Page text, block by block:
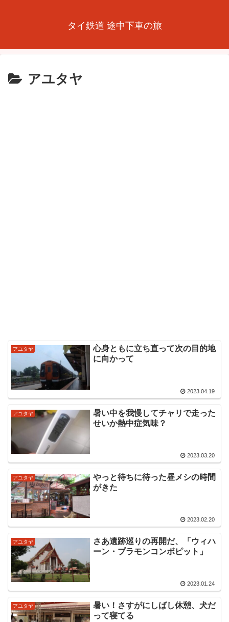
タイ鉄道 途中下車の旅
アユタヤ
アユタヤ
心身ともに立ち直って次の目的地
に向かって
2023.04.19
アユタヤ
暑い中を我慢してチャリで走った
せいか熱中症気味？
2023.03.20
アユタヤ
やっと待ちに待った昼メシの時間
がきた
2023.02.20
アユタヤ
さあ遺跡巡りの再開だ、「ウィハ
ーン・プラモンコンボピット」
2023.01.24
アユタヤ
暑い！さすがにしばし休憩、犬だ
って寝てる